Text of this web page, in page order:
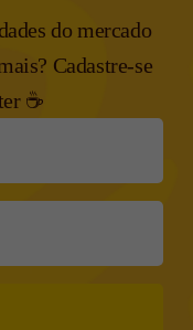
do mercado
Cadastre-se
☕